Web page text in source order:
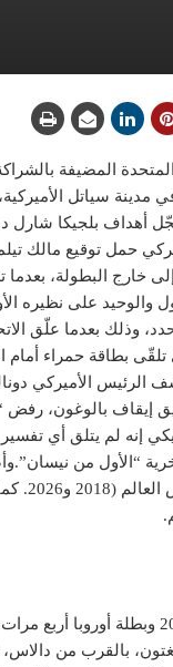
2026 لكرة القدم 4-1 في
خارج البطولة، بعدما
وذلك بعدما علّق
الرئيس الأميركي
إيقاف بالوغون، رفض
إنه لم يتلق أي
“الأول من نيسان”.
أكثر
في أرلينغتون، بالقرب